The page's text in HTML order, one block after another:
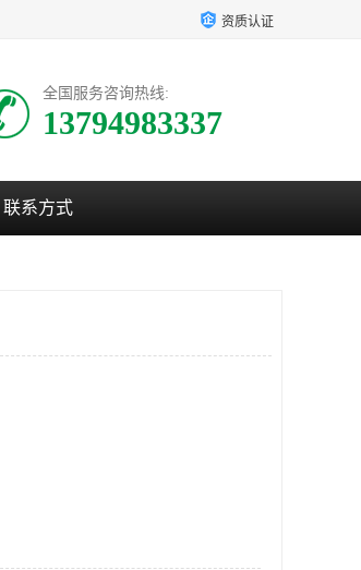
资质认证
全国服务咨询热线:
13794983337
联系方式